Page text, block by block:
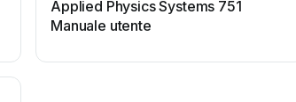
Applied Physics Systems 751
Manuale utente